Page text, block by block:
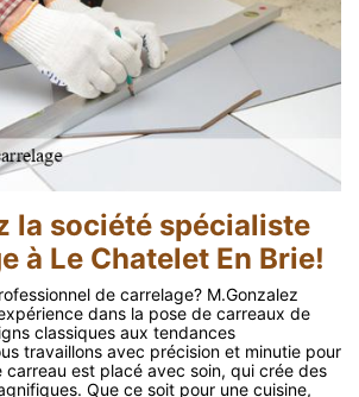
la société spécialiste
à Le Chatelet En Brie!
de carrelage? M.Gonzalez
dans la pose de carreaux de
classiques aux tendances
travaillons avec précision et minutie pour
est placé avec soin, qui crée des
Que ce soit pour une cuisine,